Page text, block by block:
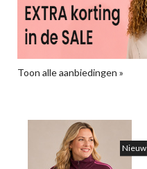
Toon alle aanbiedingen »
Nieuw